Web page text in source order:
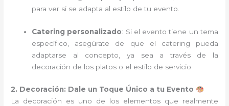
para ver si se adapta al estilo de tu evento.
Catering personalizado: Si el evento tiene un tema
específico, asegúrate de que el catering pueda
adaptarse al concepto, ya sea a través de la
decoración de los platos o el estilo de servicio.
2. Decoración: Dale un Toque Único a tu Evento
La decoración es uno de los elementos que realmente